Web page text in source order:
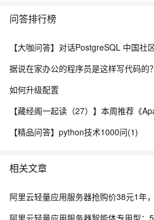
问答排行榜
据说在家办公的程序员是这样写代码的？
如何升级配置
【精品问答】python技术1000问(1)
相关文章